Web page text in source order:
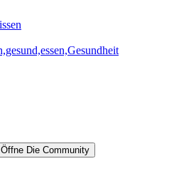
Öffne Die Community